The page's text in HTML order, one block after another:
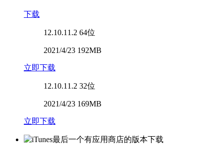
下载
12.10.11.2 64位
2021/4/23 192MB
立即下载
12.10.11.2 32位
2021/4/23 169MB
立即下载